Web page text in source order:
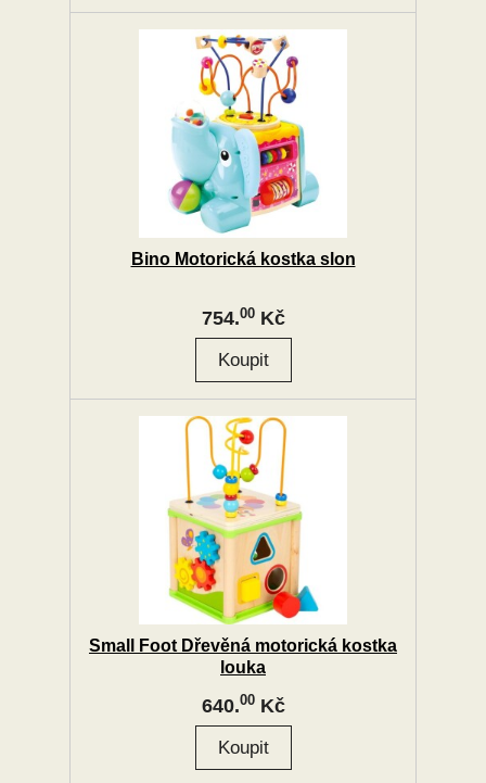
Bino Motorická kostka slon
754.00Kč
Small Foot Dřevěná motorická kostka
louka
640.00Kč